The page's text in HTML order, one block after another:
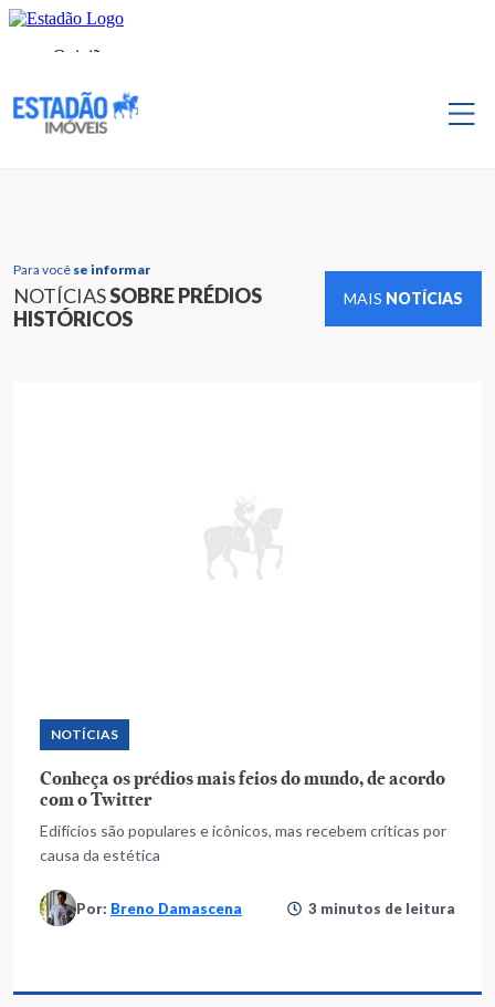
Para você se informar
NOTÍCIASSOBRE PRÉDIOS
HISTÓRICOS
MAIS NOTÍCIAS
NOTÍCIAS
Conheça os prédios mais feios do mundo, de acordo
com o Twitter
Edifícios são populares e icônicos, mas recebem críticas por
causa da estética
Por: Breno Damascena 3 minutos de leitura